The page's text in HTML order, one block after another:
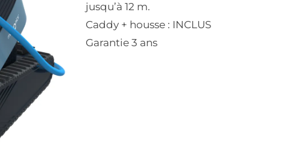
jusqu’à 12 m.
Caddy + housse : INCLUS
Garantie 3 ans